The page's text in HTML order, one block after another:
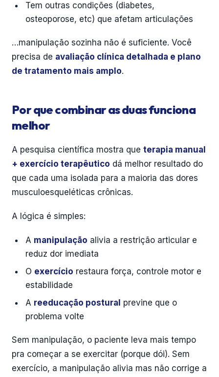
Tem outras condições (diabetes,
osteoporose, etc) que afetam articulações
…manipulação sozinha não é suficiente. Você
precisa de avaliação clínica detalhada e plano
de tratamento mais amplo.
Por que combinar as duas funciona
melhor
A pesquisa científica mostra que terapia manual
+ exercício terapêutico dá melhor resultado do
que cada uma isolada para a maioria das dores
musculoesqueléticas crônicas.
A lógica é simples:
A manipulação alivia a restrição articular e
reduz dor imediata
O exercício restaura força, controle motor e
estabilidade
A reeducação postural previne que o
problema volte
Sem manipulação, o paciente leva mais tempo
pra começar a se exercitar (porque dói). Sem
exercício, a manipulação alivia mas não corrige a